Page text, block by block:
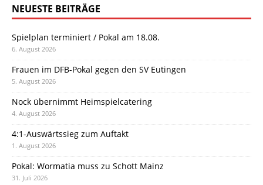
NEUESTE BEITRÄGE
Spielplan terminiert / Pokal am 18.08.
6. August 2026
Frauen im DFB-Pokal gegen den SV Eutingen
5. August 2026
Nock übernimmt Heimspielcatering
4. August 2026
4:1-Auswärtssieg zum Auftakt
1. August 2026
Pokal: Wormatia muss zu Schott Mainz
31. Juli 2026